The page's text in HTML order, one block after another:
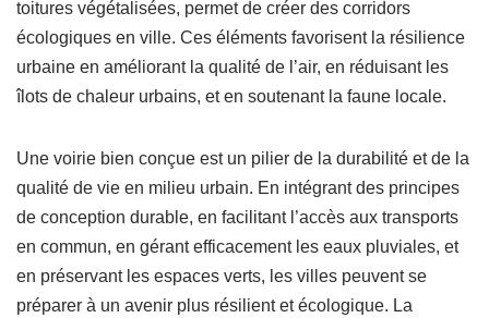
toitures végétalisées, permet de créer des corridors
écologiques en ville. Ces éléments favorisent la résilience
urbaine en améliorant la qualité de l’air, en réduisant les
îlots de chaleur urbains, et en soutenant la faune locale.
Une voirie bien conçue est un pilier de la durabilité et de la
qualité de vie en milieu urbain. En intégrant des principes
de conception durable, en facilitant l’accès aux transports
en commun, en gérant efficacement les eaux pluviales, et
en préservant les espaces verts, les villes peuvent se
préparer à un avenir plus résilient et écologique. La